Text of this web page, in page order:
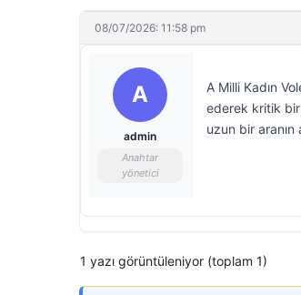
08/07/2026: 11:58 pm
A
admin
Anahtar
yönetici
A Milli Kadın
ederek kritik bir
uzun bir
1 yazı görüntüleniyor (toplam 1)